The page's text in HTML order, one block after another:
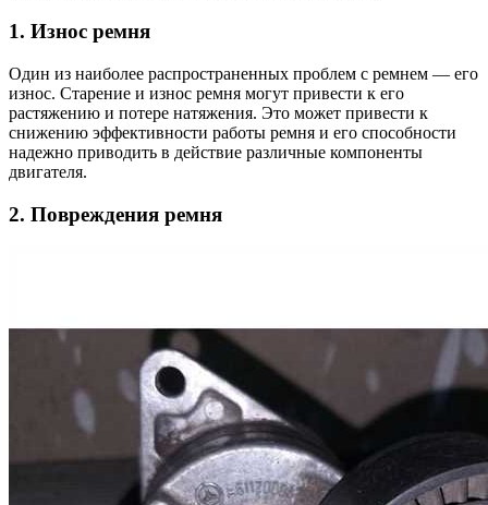
1. Износ ремня
Один из наиболее распространенных проблем с ремнем — его
износ. Старение и износ ремня могут привести к его
растяжению и потере натяжения. Это может привести к
снижению эффективности работы ремня и его способности
надежно приводить в действие различные компоненты
двигателя.
2. Повреждения ремня